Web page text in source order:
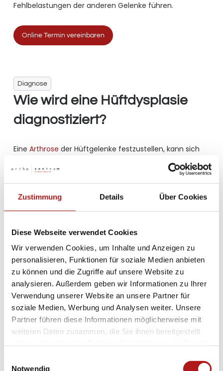
Zustimmung Details Über Cookies
Diese Webseite verwendet Cookies
Wir verwenden Cookies, um Inhalte und Anzeigen zu
personalisieren, Funktionen für soziale Medien anbieten
zu können und die Zugriffe auf unsere Website zu
analysieren. Außerdem geben wir Informationen zu Ihrer
Verwendung unserer Website an unsere Partner für
soziale Medien, Werbung und Analysen weiter. Unsere
Partner führen diese Informationen möglicherweise mit
weiteren Daten zusammen, die Sie ihnen bereitgestellt
Notwendig
Fehlbelastungen der anderen Gelenke führen.
Online Termin vereinbaren
Diagnose
Wie wird eine Hüftdysplasie
diagnostiziert?
Eine Arthrose der Hüftgelenke festzustellen, kann sich
gerade im Anfangsstadium als schwierig erweisen,
wenn die Patienten noch wenige Symptome
wahrnehmen. Bildgebende Verfahren wie eine
Röntgenaufnahme
oder eine Palpation, also eine
einen Unfall hatte, bei dem Oberschenkel oder Hüfte
Magnetresonanztomographie (MRT) , kurz MRT
angewendet.